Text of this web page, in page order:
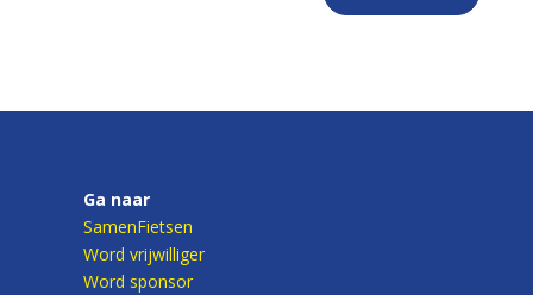
Ga naar
SamenFietsen
Word vrijwilliger
Word sponsor